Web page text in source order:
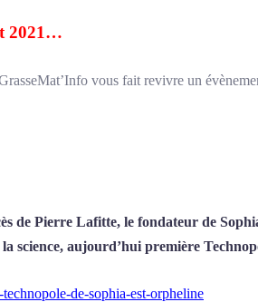
2021…
vous fait revivre un
de Pierre Lafitte, le fondateur de
science, aujourd’hui première
de-sophia-est-orpheline